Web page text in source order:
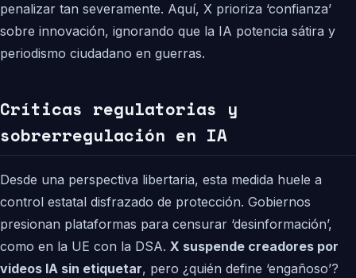
penalizar tan severamente. Aquí, X prioriza ‘confianza’
sobre innovación, ignorando que la IA potencia sátira y
periodismo ciudadano en guerras.
Críticas regulatorias y
sobrerregulación en IA
Desde una perspectiva libertaria, esta medida huele a
control estatal disfrazado de protección. Gobiernos
presionan plataformas para censurar ‘desinformación’,
como en la UE con la DSA. X suspende creadores por
videos IA sin etiquetar, pero ¿quién define ‘engañoso’?